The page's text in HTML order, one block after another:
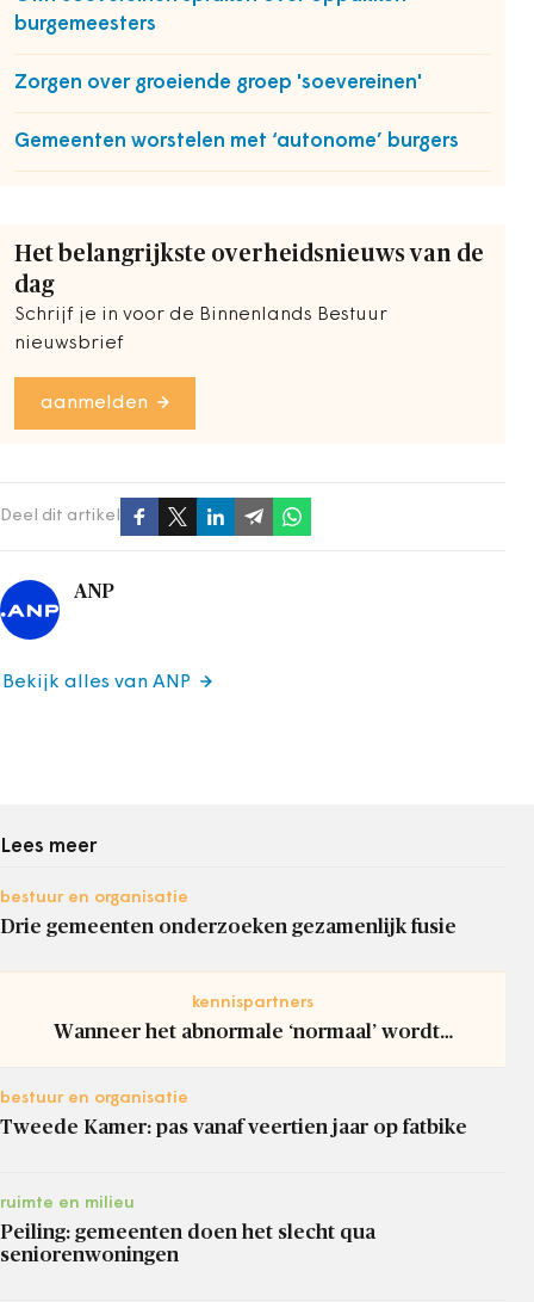
burgemeesters
Zorgen over groeiende groep 'soevereinen'
Gemeenten worstelen met ‘autonome’ burgers
Het belangrijkste overheidsnieuws van de
dag
Schrijf je in voor de Binnenlands Bestuur
nieuwsbrief
aanmelden
Deel dit artikel
ANP
Bekijk alles van ANP
Lees meer
bestuur en organisatie
Drie gemeenten onderzoeken gezamenlijk fusie
kennispartners
Wanneer het abnormale ‘normaal’ wordt…
bestuur en organisatie
Tweede Kamer: pas vanaf veertien jaar op fatbike
ruimte en milieu
Peiling: gemeenten doen het slecht qua
seniorenwoningen